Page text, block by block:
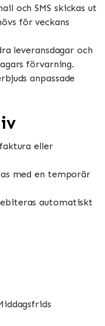
och SMS skickas ut
för veckans
leveransdagar och
förvarning.
anpassade
eller
med en temporär
automatiskt